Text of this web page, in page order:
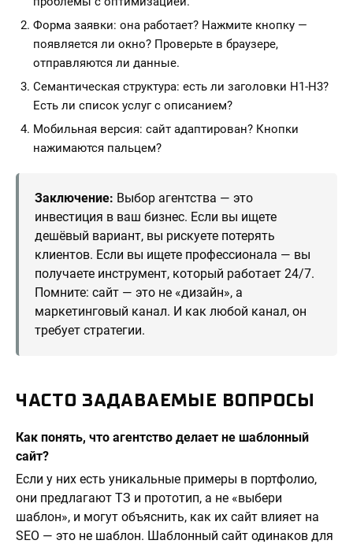
Форма заявки: она работает? Нажмите кнопку —
появляется ли окно? Проверьте в браузере,
отправляются ли данные.
Семантическая структура: есть ли заголовки H1-H3?
Есть ли список услуг с описанием?
Мобильная версия: сайт адаптирован? Кнопки
нажимаются пальцем?
Заключение: Выбор агентства — это
инвестиция в ваш бизнес. Если вы ищете
дешёвый вариант, вы рискуете потерять
клиентов. Если вы ищете профессионала — вы
получаете инструмент, который работает 24/7.
Помните: сайт — это не «дизайн», а
маркетинговый канал. И как любой канал, он
требует стратегии.
ЧАСТО ЗАДАВАЕМЫЕ ВОПРОСЫ
Как понять, что агентство делает не шаблонный
сайт?
Если у них есть уникальные примеры в портфолио,
они предлагают ТЗ и прототип, а не «выбери
шаблон», и могут объяснить, как их сайт влияет на
SEO — это не шаблон. Шаблонный сайт одинаков для